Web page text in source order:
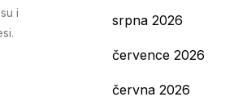
i
srpna 2026
července 2026
června 2026